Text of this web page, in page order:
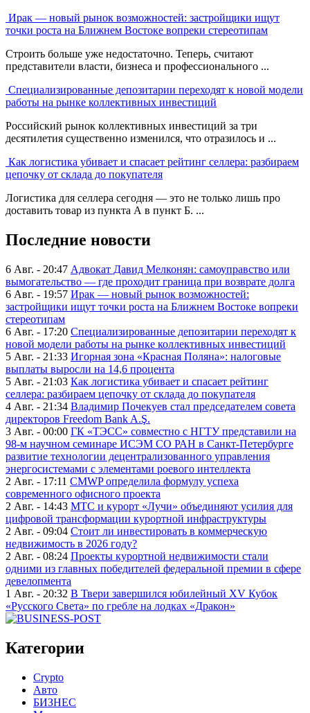
Ирак — новый рынок возможностей: застройщики ищут
точки роста на Ближнем Востоке вопреки стереотипам
Строить больше уже недостаточно. Теперь, считают
представители власти, бизнеса и профессионального ...
Специализированные депозитарии переходят к новой модели
работы на рынке коллективных инвестиций
Российский рынок коллективных инвестиций за три
десятилетия существенно изменился, что отразилось и ...
Как логистика убивает и спасает рейтинг селлера: разбираем
цепочку от склада до покупателя
Логистика для селлера сегодня — это не только лишь про
доставить товар из пункта А в пункт Б. ...
Последние новости
6 Авг. - 20:47 Адвокат Давид Мелконян: самоуправство или
вымогательство — где проходит граница при возврате долга
6 Авг. - 19:57 Ирак — новый рынок возможностей:
застройщики ищут точки роста на Ближнем Востоке вопреки
стереотипам
6 Авг. - 17:20 Специализированные депозитарии переходят к
новой модели работы на рынке коллективных инвестиций
5 Авг. - 21:33 Игорная зона «Красная Поляна»: налоговые
выплаты выросли на 14,6 процента
5 Авг. - 21:03 Как логистика убивает и спасает рейтинг
селлера: разбираем цепочку от склада до покупателя
4 Авг. - 21:34 Владимир Почекуев стал председателем совета
директоров Freedom Bank A.Ş.
3 Авг. - 00:00 ГК «ТЭСС» совместно с НГТУ представили на
98-м научном семинаре ИСЭМ СО РАН в Санкт-Петербурге
развитие технологии децентрализованного управления
энергосистемами с элементами роевого интеллекта
2 Авг. - 17:11 CMWP определила формулу успеха
современного офисного проекта
2 Авг. - 14:43 МТС и курорт «Лучи» объединяют усилия для
цифровой трансформации курортной инфраструктуры
2 Авг. - 09:04 Стоит ли инвестировать в коммерческую
недвижимость в 2026 году?
2 Авг. - 08:24 Проекты курортной недвижимости стали
одними из главных победителей федеральной премии в сфере
девелопмента
1 Авг. - 20:32 В Твери завершился юбилейный XV Кубок
«Русского Света» по гребле на лодках «Дракон»
Категории
Crypto
Авто
БИЗНЕС